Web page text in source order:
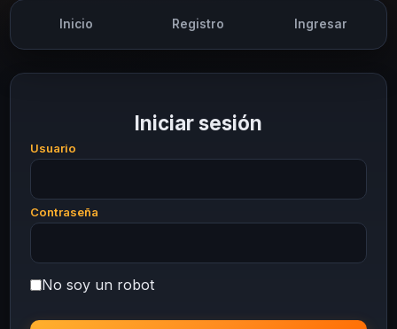
Inicio Registro Ingresar
Iniciar sesión
Usuario
Contraseña
No soy un robot